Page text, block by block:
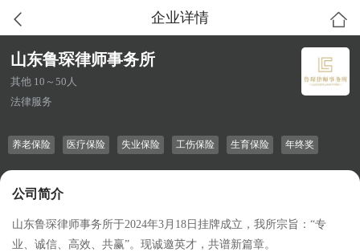
企业详情
山东鲁琛律师事务所
其他 10～50人
法律服务
养老保险 医疗保险 失业保险 工伤保险 生育保险 年终奖
公司简介
山东鲁琛律师事务所于2024年3月18日挂牌成立，我所宗旨：“专
业、诚信、高效、共赢”。现诚邀英才，共谱新篇章。